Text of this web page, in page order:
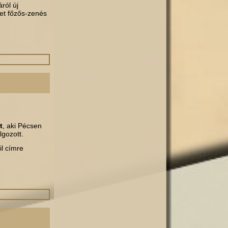
új
főzős-zenés
, aki Pécsen
címre